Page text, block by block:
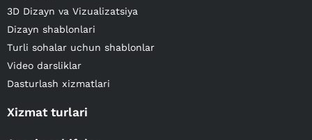
3D Dizayn va Vizualizatsiya
Dizayn shablonlari
Turli sohalar uchun shablonlar
Video darsliklar
Dasturlash xizmatlari
Xizmat turlari